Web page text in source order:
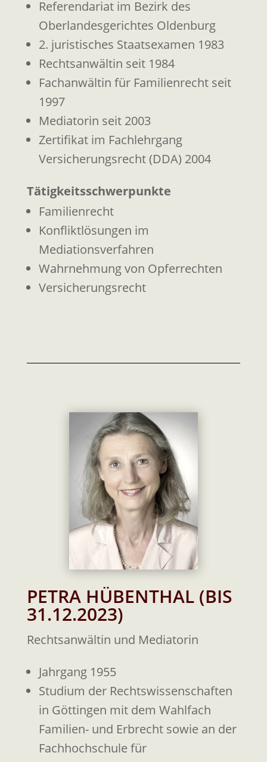
Referendariat im Bezirk des
Oberlandesgerichtes Oldenburg
2. juristisches Staatsexamen 1983
Rechtsanwältin seit 1984
Fachanwältin für Familienrecht seit
1997
Mediatorin seit 2003
Zertifikat im Fachlehrgang
Versicherungsrecht (DDA) 2004
Tätigkeitsschwerpunkte
Familienrecht
Konfliktlösungen im
Mediationsverfahren
Wahrnehmung von Opferrechten
Versicherungsrecht
PETRA HÜBENTHAL (BIS
31.12.2023)
Rechtsanwältin und Mediatorin
Jahrgang 1955
Studium der Rechtswissenschaften
in Göttingen mit dem Wahlfach
Familien- und Erbrecht sowie an der
Fachhochschule für